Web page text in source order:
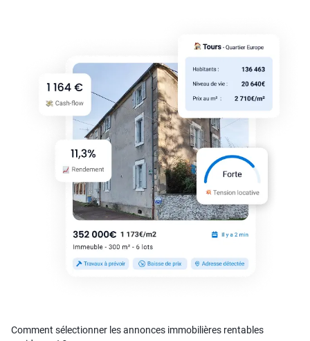
Comment sélectionner les annonces immobilières rentables